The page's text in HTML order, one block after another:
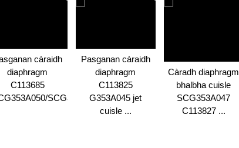
càraidh
diaphragm
C113685
SCG353...
Pasganan càraidh
diaphragm
C113825
G353A045 jet
cuisle ...
Càradh diaphragm
bhalbha cuisle
SCG353A047
C113827 ...